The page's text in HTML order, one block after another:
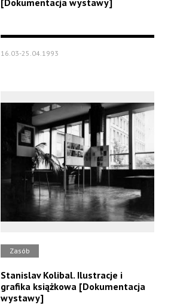
[Dokumentacja wystawy]
16.03-25.04.1993
Zasób
Stanislav Kolibal. Ilustracje i
grafika książkowa [Dokumentacja
wystawy]